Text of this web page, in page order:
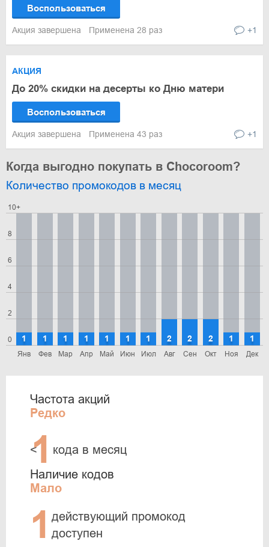
Воспользоваться
Акция завершена Применена 28 раз +1
АКЦИЯ
До 20% скидки на десерты ко Дню матери
Воспользоваться
Акция завершена Применена 43 раз +1
Когда выгодно покупать в Chocoroom?
Количество промокодов в месяц
0
2
4
6
8
10+
Янв
1
Фев
1
Мар
1
Апр
1
Май
1
Июн
1
Июл
1
Авг
2
Сен
2
Окт
2
Ноя
1
Дек
1
Частота акций
Редко
<
1 кода в месяц
Наличие кодов
Мало
1 действующий промокод
доступен